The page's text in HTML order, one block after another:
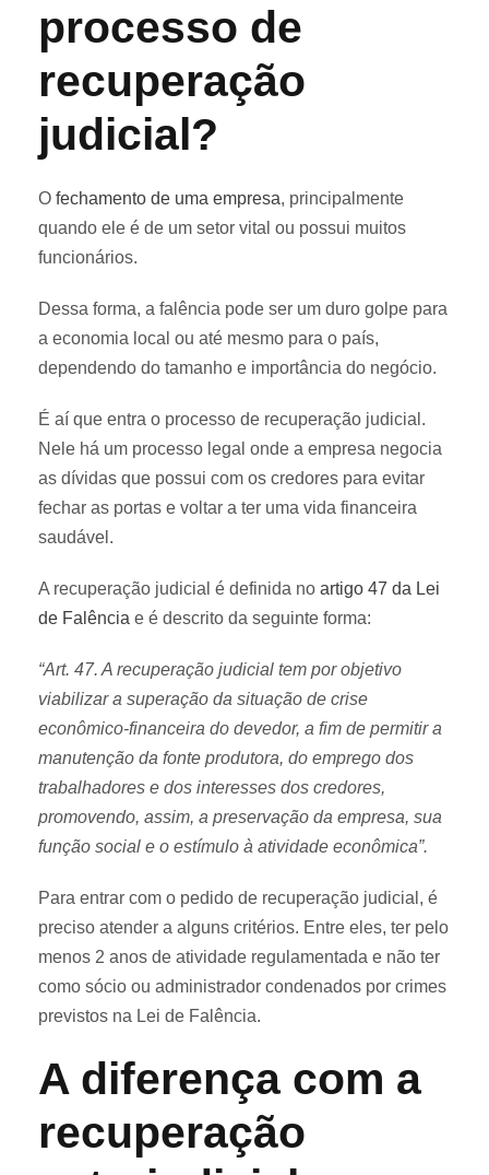
processo de
recuperação
judicial?
O fechamento de uma empresa, principalmente
quando ele é de um setor vital ou possui muitos
funcionários.
Dessa forma, a falência pode ser um duro golpe para
a economia local ou até mesmo para o país,
dependendo do tamanho e importância do negócio.
É aí que entra o processo de recuperação judicial.
Nele há um processo legal onde a empresa negocia
as dívidas que possui com os credores para evitar
fechar as portas e voltar a ter uma vida financeira
saudável.
A recuperação judicial é definida no artigo 47 da Lei
de Falência e é descrito da seguinte forma:
“Art. 47. A recuperação judicial tem por objetivo
viabilizar a superação da situação de crise
econômico-financeira do devedor, a fim de permitir a
manutenção da fonte produtora, do emprego dos
trabalhadores e dos interesses dos credores,
promovendo, assim, a preservação da empresa, sua
função social e o estímulo à atividade econômica”.
Para entrar com o pedido de recuperação judicial, é
preciso atender a alguns critérios. Entre eles, ter pelo
menos 2 anos de atividade regulamentada e não ter
como sócio ou administrador condenados por crimes
previstos na Lei de Falência.
A diferença com a
recuperação